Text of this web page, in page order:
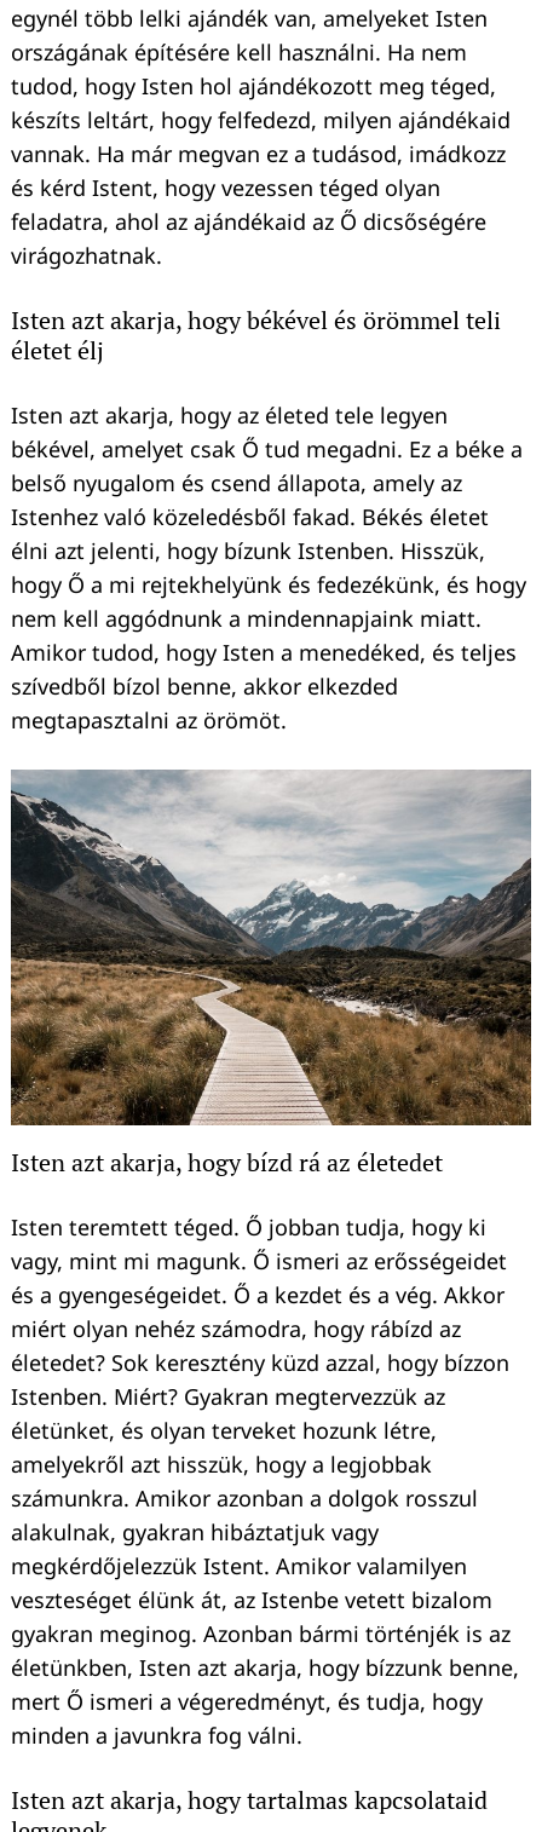
egynél több lelki ajándék van, amelyeket Isten
országának építésére kell használni. Ha nem
tudod, hogy Isten hol ajándékozott meg téged,
készíts leltárt, hogy felfedezd, milyen ajándékaid
vannak. Ha már megvan ez a tudásod, imádkozz
és kérd Istent, hogy vezessen téged olyan
feladatra, ahol az ajándékaid az Ő dicsőségére
virágozhatnak.
Isten azt akarja, hogy békével és örömmel teli
életet élj
Isten azt akarja, hogy az életed tele legyen
békével, amelyet csak Ő tud megadni. Ez a béke a
belső nyugalom és csend állapota, amely az
Istenhez való közeledésből fakad. Békés életet
élni azt jelenti, hogy bízunk Istenben. Hisszük,
hogy Ő a mi rejtekhelyünk és fedezékünk, és hogy
nem kell aggódnunk a mindennapjaink miatt.
Amikor tudod, hogy Isten a menedéked, és teljes
szívedből bízol benne, akkor elkezded
megtapasztalni az örömöt.
Isten azt akarja, hogy bízd rá az életedet
Isten teremtett téged. Ő jobban tudja, hogy ki
vagy, mint mi magunk. Ő ismeri az erősségeidet
és a gyengeségeidet. Ő a kezdet és a vég. Akkor
miért olyan nehéz számodra, hogy rábízd az
életedet? Sok keresztény küzd azzal, hogy bízzon
Istenben. Miért? Gyakran megtervezzük az
életünket, és olyan terveket hozunk létre,
amelyekről azt hisszük, hogy a legjobbak
számunkra. Amikor azonban a dolgok rosszul
alakulnak, gyakran hibáztatjuk vagy
megkérdőjelezzük Istent. Amikor valamilyen
veszteséget élünk át, az Istenbe vetett bizalom
gyakran meginog. Azonban bármi történjék is az
életünkben, Isten azt akarja, hogy bízzunk benne,
mert Ő ismeri a végeredményt, és tudja, hogy
minden a javunkra fog válni.
Isten azt akarja, hogy tartalmas kapcsolataid
Keresés: